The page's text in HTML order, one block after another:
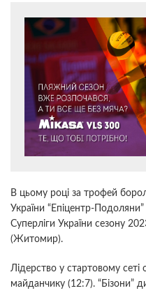
В цьому році за трофей
України “Епіцентр-
Суперліги України сезону
(Житомир).
Лідерство у стартовому сеті
майданчику (12:7). “Бізони”